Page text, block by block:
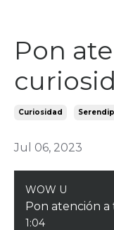
Pon
Curiosidad
Jul 06, 2023
WOW U
Pon atención a
1:04